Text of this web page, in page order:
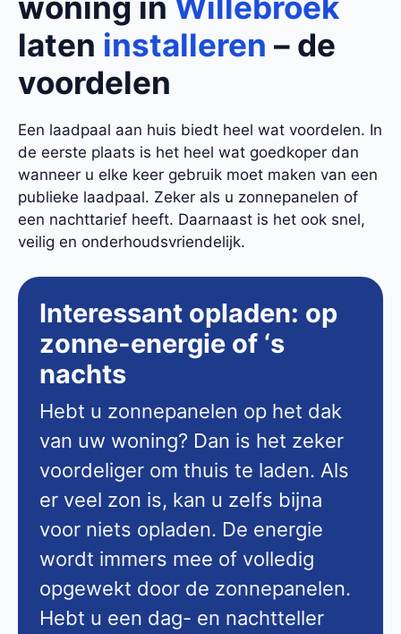
laten installeren – de
voordelen
Een laadpaal aan huis biedt heel wat voordelen. In
de eerste plaats is het heel wat goedkoper dan
wanneer u elke keer gebruik moet maken van een
publieke laadpaal. Zeker als u zonnepanelen of
een nachttarief heeft. Daarnaast is het ook snel,
veilig en onderhoudsvriendelijk.
Interessant opladen: op
zonne-energie of ‘s
nachts
Hebt u zonnepanelen op het dak
van uw woning? Dan is het zeker
voordeliger om thuis te laden. Als
er veel zon is, kan u zelfs bijna
voor niets opladen. De energie
wordt immers mee of volledig
opgewekt door de zonnepanelen.
Hebt u een dag- en nachtteller